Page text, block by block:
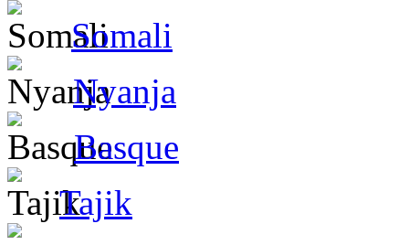
Somali
Nyanja
Basque
Tajik